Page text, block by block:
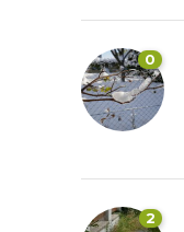
0
2